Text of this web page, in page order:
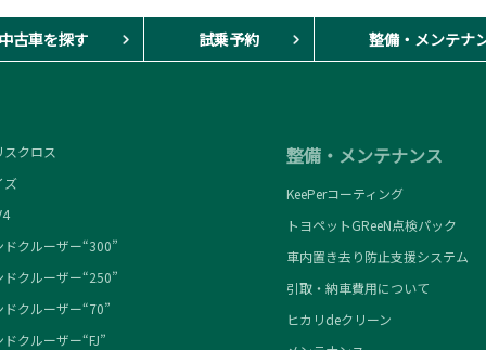
中古車を探す 試乗予約 整備・メンテナ
クロス
ズ
クルーザー“300”
クルーザー“250”
クルーザー“70”
クルーザー“FJ”
整備・メンテナンス
KeePerコーティング
トヨペットGReeN点検パック
車内置き去り防止支援システム
引取・納車費用について
ヒカリdeクリーン